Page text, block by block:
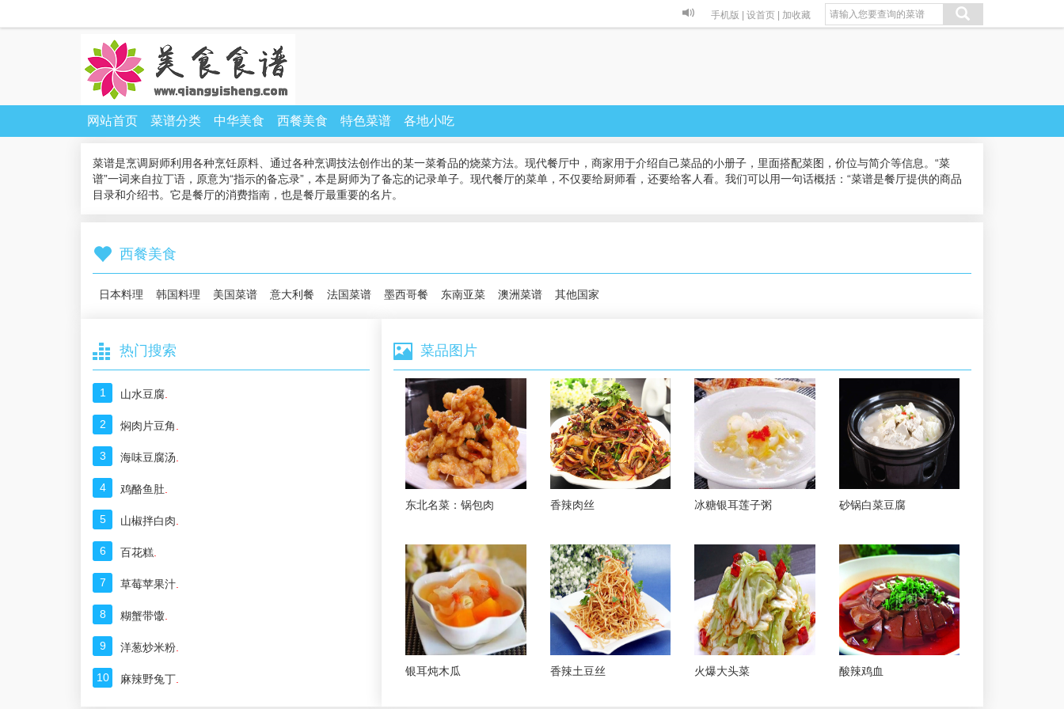
手机版 设首页 加收藏
网站首页 菜谱分类 中华美食 西餐美食 特色菜谱 各地小吃
菜谱是烹调厨师利用各种烹饪原料、通过各种烹调技法创作出的某一菜肴品的烧菜方法。现代餐厅中，商家用于介绍自己菜品的小册子，里面搭配菜图，价位与简介等信息。“菜
谱”一词来自拉丁语，原意为“指示的备忘录”，本是厨师为了备忘的记录单子。现代餐厅的菜单，不仅要给厨师看，还要给客人看。我们可以用一句话概括：“菜谱是餐厅提供的商品
目录和介绍书。它是餐厅的消费指南，也是餐厅最重要的名片。
西餐美食
日本料理 韩国料理 美国菜谱 意大利餐 法国菜谱 墨西哥餐 东南亚菜 澳洲菜谱 其他国家
热门搜索
1 山水豆腐
2 焖肉片豆角
3 海味豆腐汤
4 鸡酪鱼肚
5 山椒拌白肉
6 百花糕
7 草莓苹果汁
8 糊蟹带馓
9 洋葱炒米粉
10 麻辣野兔丁
菜品图片
东北名菜：锅包肉 香辣肉丝 冰糖银耳莲子粥 砂锅白菜豆腐
银耳炖木瓜 香辣土豆丝 火爆大头菜 酸辣鸡血